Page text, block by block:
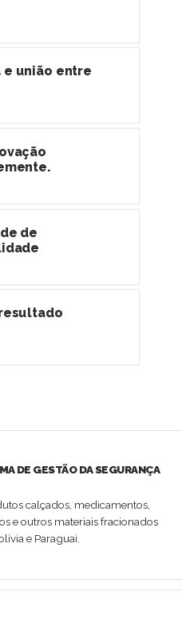
e união entre
de
DE GESTÃO DA SEGURANÇA
calçados, medicamentos,
e outros materiais fracionados
e Paraguai.